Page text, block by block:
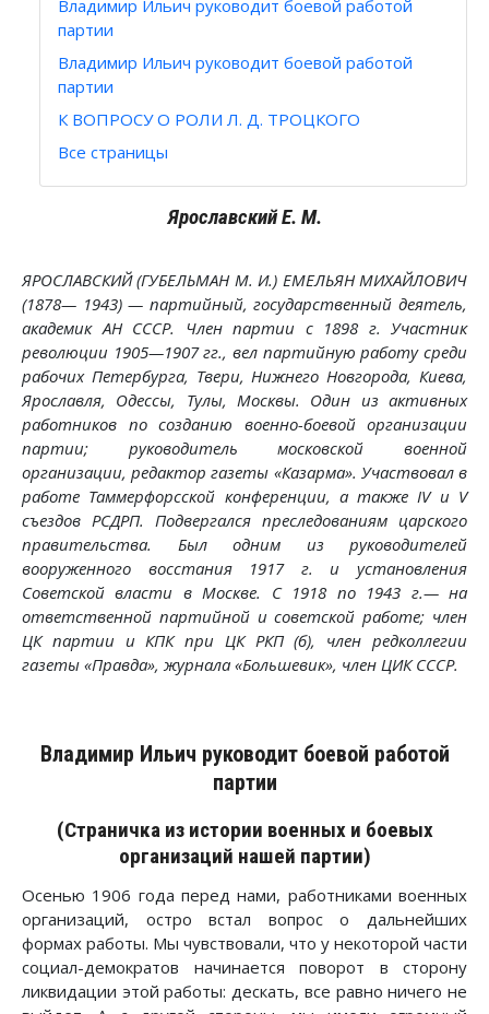
Владимир Ильич руководит боевой работой
партии
Владимир Ильич руководит боевой работой
партии
К ВОПРОСУ О РОЛИ Л. Д. ТРОЦКОГО
Все страницы
Ярославский Е. М.
ЯРОСЛАВСКИЙ (ГУБЕЛЬМАН М. И.) ЕМЕЛЬЯН МИХАЙЛОВИЧ
(1878— 1943) — партийный, государственный деятель,
академик АН СССР. Член партии с 1898 г. Участник
революции 1905—1907 гг., вел партийную работу среди
рабочих Петербурга, Твери, Нижнего Новгорода, Киева,
Ярославля, Одессы, Тулы, Москвы. Один из активных
работников по созданию военно-боевой организации
партии; руководитель московской военной
организации, редактор газеты «Казарма». Участвовал в
работе Таммерфорсской конференции, а также IV и V
съездов РСДРП. Подвергался преследованиям царского
правительства. Был одним из руководителей
вооруженного восстания 1917 г. и установления
Советской власти в Москве. С 1918 по 1943 г.— на
ответственной партийной и советской работе; член
ЦК партии и КПК при ЦК РКП (б), член редколлегии
газеты «Правда», журнала «Большевик», член ЦИК СССР.
Владимир Ильич руководит боевой работой
партии
(Страничка из истории военных и боевых
организаций нашей партии)
Осенью 1906 года перед нами, работниками военных
организаций, остро встал вопрос о дальнейших
формах работы. Мы чувствовали, что у некоторой части
социал-демократов начинается поворот в сторону
ликвидации этой работы: дескать, все равно ничего не